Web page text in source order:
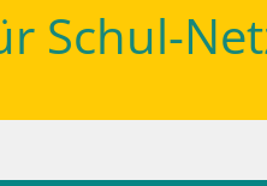
Schul-